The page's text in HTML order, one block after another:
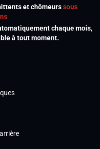
et chômeurssous
chaque mois,
à tout moment.